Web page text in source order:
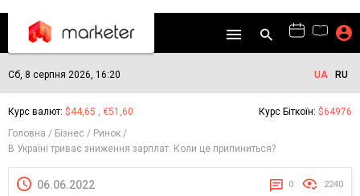
Сб, 8 серпня 2026, 16:20 UA RU
Курс валют: $44,65 , €51,60 Курс Біткоїн: $64976
Головна
Бізнес
Ринок
В Україні триває зниження зарплат. Коли це припиниться?
06.06.2022 0 2240